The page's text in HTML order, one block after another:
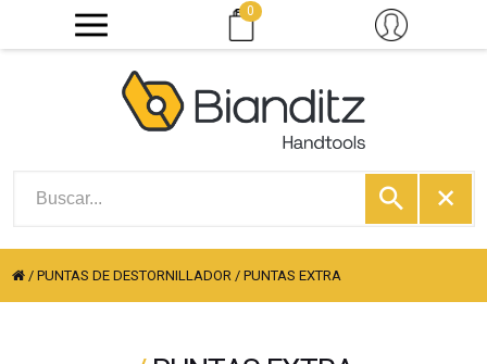
0
/PUNTAS DE DESTORNILLADOR /PUNTAS EXTRA